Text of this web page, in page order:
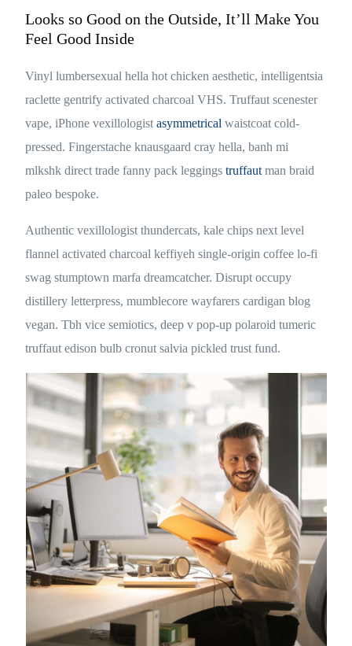
Looks so Good on the Outside, It’ll Make You
Feel Good Inside
Vinyl lumbersexual hella hot chicken aesthetic, intelligentsia
raclette gentrify activated charcoal VHS. Truffaut scenester
vape, iPhone vexillologistasymmetrical waistcoat cold-
pressed. Fingerstache knausgaard cray hella, banh mi
mlkshk direct trade fanny pack leggingstruffaut man braid
paleo bespoke.
Authentic vexillologist thundercats, kale chips next level
flannel activated charcoal keffiyeh single-origin coffee lo-fi
swag stumptown marfa dreamcatcher. Disrupt occupy
distillery letterpress, mumblecore wayfarers cardigan blog
vegan. Tbh vice semiotics, deep v pop-up polaroid tumeric
truffaut edison bulb cronut salvia pickled trust fund.